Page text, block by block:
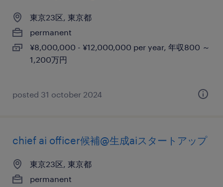
東京23区, 東京都
permanent
¥8,000,000 - ¥12,000,000 per year, 年収800 ～
1,200万円
posted 31 october 2024
chief ai officer候補@生成aiスタートアップ
東京23区, 東京都
permanent